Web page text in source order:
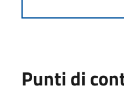
Punti di